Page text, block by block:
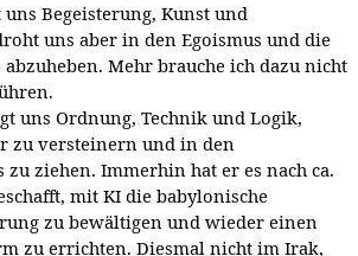
Begeisterung, Kunst und
uns aber in den Egoismus und die
Mehr brauche ich dazu nicht
uns Ordnung, Technik und Logik,
zu versteinern und in den
ziehen. Immerhin hat er es nach ca.
mit KI die babylonische
zu bewältigen und wieder einen
zu errichten. Diesmal nicht im Irak,